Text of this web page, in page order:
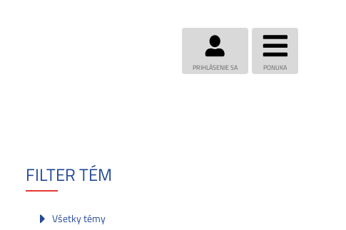
PRIHLÁSENIE SA PONUKA
FILTER TÉM
Všetky témy